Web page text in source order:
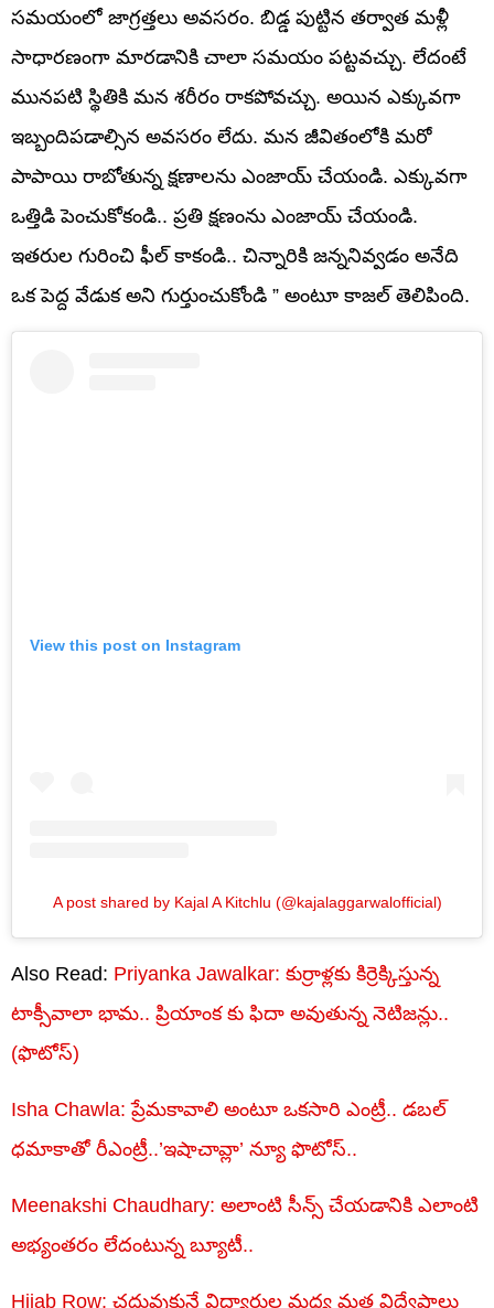
సమయంలో జాగ్రత్తలు అవసరం. బిడ్డ పుట్టిన తర్వాత మళ్లీ
సాధారణంగా మారడానికి చాలా సమయం పట్టవచ్చు. లేదంటే
మునపటి స్థితికి మన శరీరం రాకపోవచ్చు. అయిన ఎక్కువగా
ఇబ్బందిపడాల్సిన అవసరం లేదు. మన జీవితంలోకి మరో
పాపాయి రాబోతున్న క్షణాలను ఎంజాయ్ చేయండి. ఎక్కువగా
ఒత్తిడి పెంచుకోకండి.. ప్రతి క్షణంను ఎంజాయ్ చేయండి.
ఇతరుల గురించి ఫీల్ కాకండి.. చిన్నారికి జన్ననివ్వడం అనేది
ఒక పెద్ద వేడుక అని గుర్తుంచుకోండి ” అంటూ కాజల్ తెలిపింది.
View this post on Instagram
A post shared by Kajal A Kitchlu (@kajalaggarwalofficial)
Also Read: Priyanka Jawalkar: కుర్రాళ్లకు కిర్రెక్కిస్తున్న
టాక్సీవాలా భామ.. ప్రియాంక కు ఫిదా అవుతున్న నెటిజన్లు..
(ఫొటోస్)
Isha Chawla: ప్రేమకావాలి అంటూ ఒకసారి ఎంట్రీ.. డబల్
ధమాకాతో రీఎంట్రీ..’ఇషాచావ్లా’ న్యూ ఫొటోస్..
Meenakshi Chaudhary: అలాంటి సీన్స్ చేయడానికి ఎలాంటి
అభ్యంతరం లేదంటున్న బ్యూటీ..
Hijab Row: చదువుకునే విద్యార్థుల మధ్య మత విద్వేషాలు